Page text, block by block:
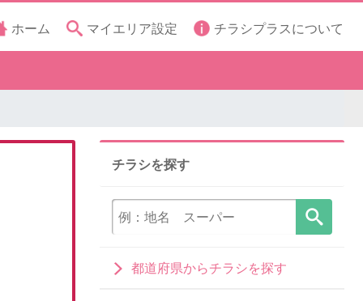
ホーム マイエリア設定 チラシプラスについて
チラシを探す
都道府県からチラシを探す